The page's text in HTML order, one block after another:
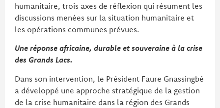
humanitaire, trois axes de réflexion qui résument les
discussions menées sur la situation humanitaire et
les opérations communes prévues.
Une réponse africaine, durable et souveraine à la crise
des Grands Lacs.
Dans son intervention, le Président Faure Gnassingbé
a développé une approche stratégique de la gestion
de la crise humanitaire dans la région des Grands